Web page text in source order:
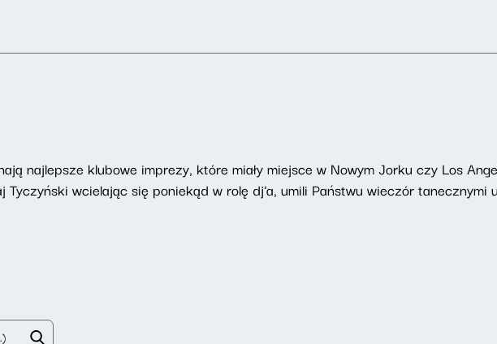
najlepsze klubowe imprezy, które miały miejsce w Nowym Jorku czy Los
wcielając się poniekąd w rolę dj'a, umili Państwu wieczór tanecznymi